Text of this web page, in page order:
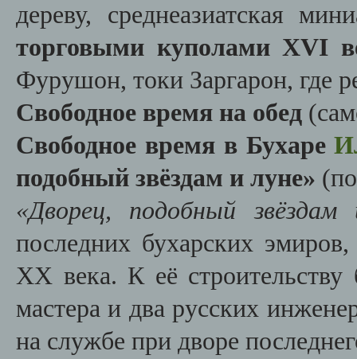
дереву, среднеазиатская
торговыми куполами XVI
Фурушон, токи Заргарон, где
Свободное время на обед
Свободное время в Бухаре
подобный звёздам и луне»
«Дворец, подобный звёздам
последних бухарских
XX века. К её
мастера и два русских
на службе при дворе